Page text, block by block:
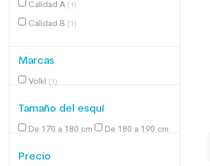
Calidad A (1)
Calidad B (1)
Marcas
Volkl (1)
Tamaño del esquí
De 170 a 180 cm (1) De 180 a 190 cm
Precio